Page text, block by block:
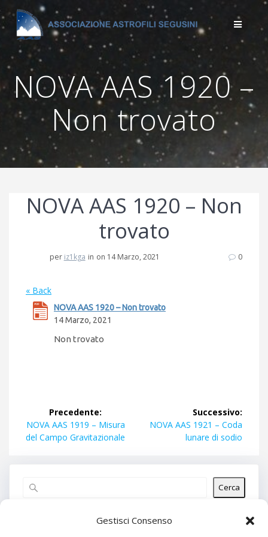
Gestisci Consenso
Salta
al
contenuto
NOVA AAS 1920 –
Non trovato
NOVA AAS 1920 – Non
trovato
per iz1kga in on 14 Marzo, 2021 0
« Back
NOVA AAS 1920 – Non trovato
14 Marzo, 2021
Non trovato
Navigazione
articoli
Precedente:
Articolo
precedente:
NOVA AAS 1919 – Misura
del Campo Gravitazionale
Successivo:
Articolo
successivo:
NOVA AAS 1921 – Coda
lunare di sodio
Cerca
Articoli recenti